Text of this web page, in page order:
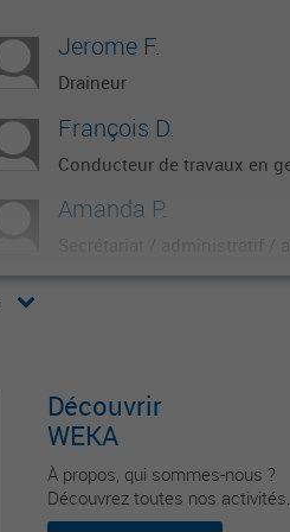
Jerome F.
Draineur
François D.
Amanda P.
Dominique S.
Assainissement
Découvrir
WEKA
À propos, qui sommes-nous ?
Découvrez toutes nos activités.